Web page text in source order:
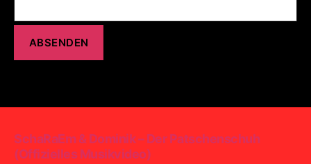
SchaRaEm & Dominik – Der Patschenschuh
(Offizielles Musikvideo)